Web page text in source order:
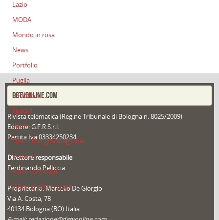
Lazio
MODA
Mondo in rosa
News
Portfolio
Puglia
Redazioni
Speciali
Sport
That's Bologna Magazine
Veneto
Video (archivio)
Video in primo piano
DGTVONLINE.COM
Rivista telematica (Reg.ne Tribunale di Bologna n. 8025/2009)
Editore: G.F.R S.r.l.
Partita Iva 03334250234
Direttore responsabile
Ferdinando Pelliccia
Proprietario: Marcello De Giorgio
Via A. Costa, 78
40134 Bologna (BO) Italia